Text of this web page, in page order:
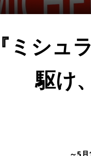
『ミシュ
駆け